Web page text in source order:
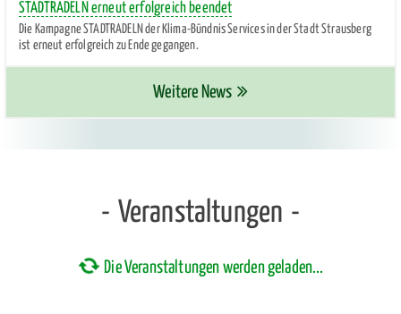
Weitere News
STADTRADELN erneut erfolgreich beendet
Die Kampagne STADTRADELN der Klima-Bündnis Services in der Stadt Strausberg
ist erneut erfolgreich zu Ende gegangen.
Veranstaltungen
Die Veranstaltungen werden geladen...